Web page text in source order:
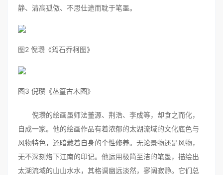
静、清高孤傲、不思仕途而耽于笔墨。
图2 倪瓒《筠石乔柯图》
图3 倪瓒《丛篁古木图》
倪瓒的绘画虽师法董源、荆浩、李成等，却食之而化，
自成一家。他的绘画作品有着浓郁的太湖流域的文化底色与
风物特色，还暗藏着自身的个性修养。无论景物还是风物，
无不深刻烙下江南的印记。他运用极简至洁的笔墨，描绘出
太湖流域的山山水水，其格调幽远淡然，寥阔寂静。它们总